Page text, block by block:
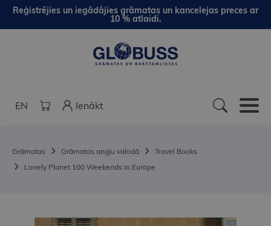
Reģistrējies un iegādājies grāmatas un kancelejas preces ar
10 % atlaidi.
EN Ienākt
Grāmatas Grāmatas angļu valodā
Travel Books
Lonely Planet 100 Weekends in Europe